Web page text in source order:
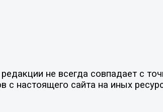
не всегда совпадает с
с настоящего сайта на иных